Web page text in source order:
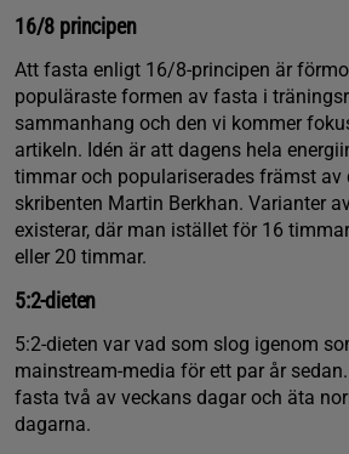
16/8 principen
Att fasta enligt 16/8-principen är
populäraste formen av fasta i
sammanhang och den vi kommer
artikeln. Idén är att dagens hela
timmar och populariserades främst av
skribenten Martin Berkhan. Varianter
existerar, där man istället för 16
eller 20 timmar.
5:2-dieten
5:2-dieten var vad som slog igenom
mainstream-media för ett par år
fasta två av veckans dagar och äta
dagarna.